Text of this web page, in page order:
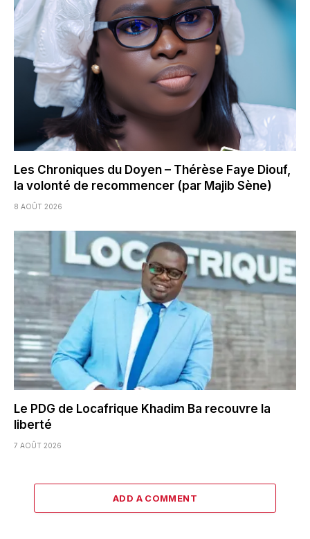
Les Chroniques du Doyen – Thérèse Faye Diouf,
la volonté de recommencer (par Majib Sène)
8 AOÛT 2026
Le PDG de Locafrique Khadim Ba recouvre la
liberté
7 AOÛT 2026
ADD A COMMENT